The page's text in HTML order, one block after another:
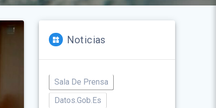
Noticias
Sala De Prensa
Datos.gob.es